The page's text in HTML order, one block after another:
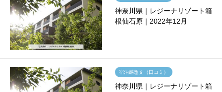
神奈川県｜レジーナリゾート箱
根仙石原｜2022年12月
宿泊感想文（口コミ）
神奈川県｜レジーナリゾート箱